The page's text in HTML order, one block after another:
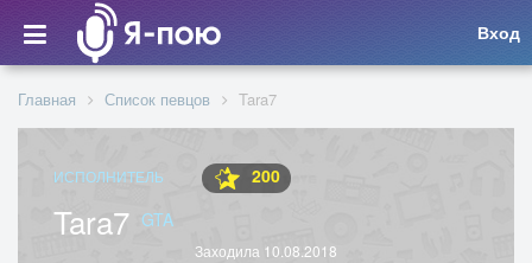
Вход
Главная Список певцов Tara7
ИСПОЛНИТЕЛЬ 200
Tara7 GTA
Заходила 10.08.2018